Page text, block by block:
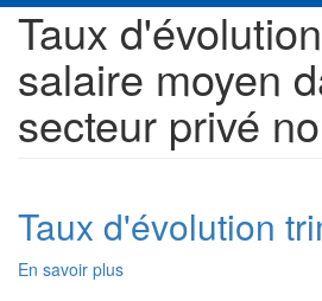
Taux
salaire moyen
secteur privé
Taux d'évolution
En savoir plus